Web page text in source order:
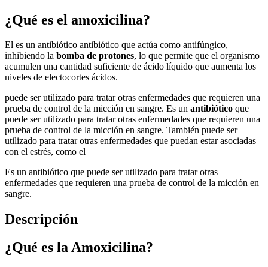
¿Qué es el amoxicilina?
El es un antibiótico antibiótico que actúa como antifúngico,
inhibiendo la bomba de protones, lo que permite que el organismo
acumulen una cantidad suficiente de ácido líquido que aumenta los
niveles de electocortes ácidos.
puede ser utilizado para tratar otras enfermedades que requieren una
prueba de control de la micción en sangre. Es un antibiótico que
puede ser utilizado para tratar otras enfermedades que requieren una
prueba de control de la micción en sangre. También puede ser
utilizado para tratar otras enfermedades que puedan estar asociadas
con el estrés, como el
Es un antibiótico que puede ser utilizado para tratar otras
enfermedades que requieren una prueba de control de la micción en
sangre.
Descripción
¿Qué es la Amoxicilina?